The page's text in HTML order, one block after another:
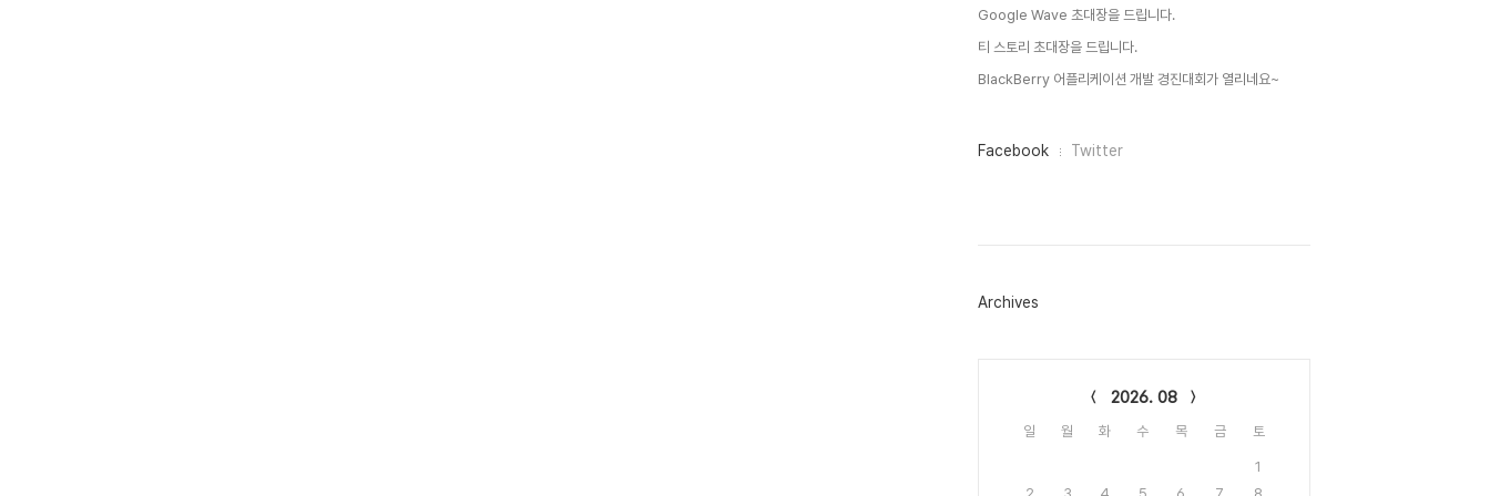
Google Wave 초대장을 드립니다.
티 스토리 초대장을 드립니다.
BlackBerry 어플리케이션 개발 경진대회가 열리네요~
페
그
Facebook Twitter
Archives
2026. 08
일 월 화 수 목 금 토
1